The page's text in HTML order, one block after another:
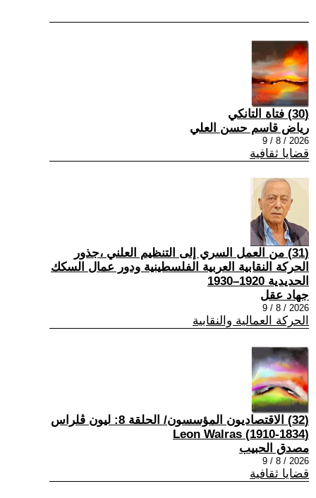
(30) فتاة التانكي
رياض قاسم حسن العلي
2026 / 8 / 9
قضايا ثقافية
(31) من العمل السري إلى التنظيم العلني ،جذور
الحركة النقابية العربية الفلسطينية ودور عمال السكك
الحديدية 1920–1930
جهاد عقل
2026 / 8 / 9
الحركة العمالية والنقابية
(32) الاقتصاديون المؤسسون/ الحلقة 8: ليون ڤلراس
(1834-1910) Leon Walras
مصدق الحبيب
2026 / 8 / 9
قضايا ثقافية